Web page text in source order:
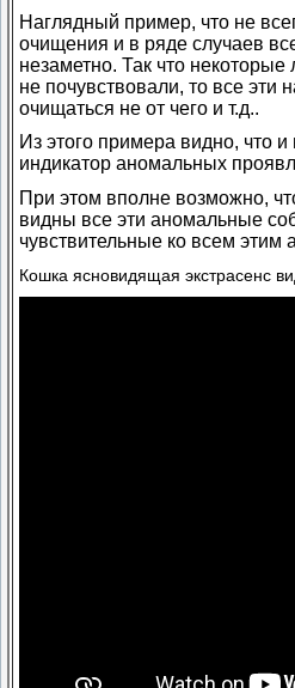
Наглядный пример, что не
очищения и в ряде случаев
незаметно. Так что
не почувствовали, то все
очищаться не от чего и т.д..
Из этого примера видно, что
индикатор аномальных
При этом вполне возможно,
видны все эти аномальные
чувствительные ко всем
Кошка ясновидящая экстрасенс